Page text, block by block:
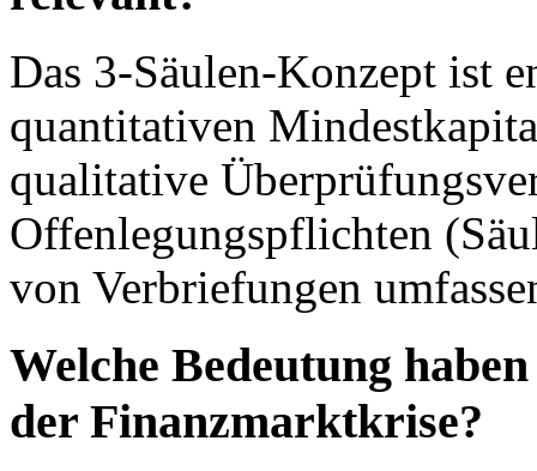
Das 3-Säulen-Konzept ist
quantitativen
qualitative
Offenlegungspflichten
von Verbriefungen
Welche Bedeutung
der Finanzmarktkrise?